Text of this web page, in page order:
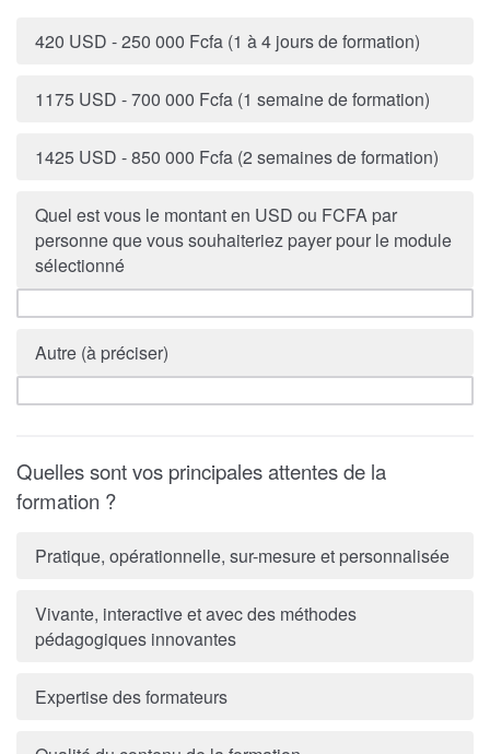
420 USD - 250 000 Fcfa (1 à 4 jours de formation)
1175 USD - 700 000 Fcfa (1 semaine de formation)
1425 USD - 850 000 Fcfa (2 semaines de formation)
Quel est vous le montant en USD ou FCFA par
personne que vous souhaiteriez payer pour le module
sélectionné
Autre (à préciser)
Quelles sont vos principales attentes de la
formation ?
Pratique, opérationnelle, sur-mesure et personnalisée
Vivante, interactive et avec des méthodes
pédagogiques innovantes
Expertise des formateurs